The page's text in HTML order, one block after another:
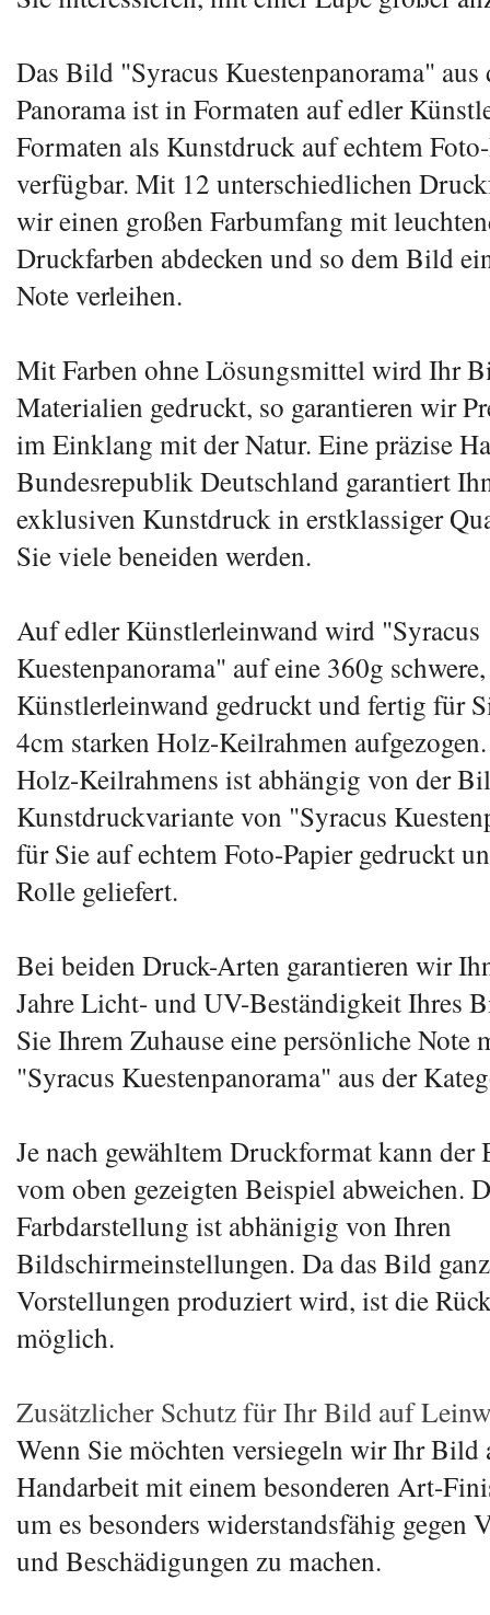
Das Bild "Syracus Kuestenpanorama"
Panorama ist in Formaten auf edler
Formaten als Kunstdruck auf echtem
verfügbar. Mit 12 unterschiedlichen
wir einen großen Farbumfang mit
Druckfarben abdecken und so dem Bild
Note verleihen.
Mit Farben ohne Lösungsmittel wird Ihr
Materialien gedruckt, so garantieren wir
im Einklang mit der Natur. Eine präzise
Bundesrepublik Deutschland garantiert
exklusiven Kunstdruck in erstklassiger
Sie viele beneiden werden.
Auf edler Künstlerleinwand wird "Syracus
Kuestenpanorama" auf eine 360g
Künstlerleinwand gedruckt und fertig für
4cm starken Holz-Keilrahmen
Holz-Keilrahmens ist abhängig von der
Kunstdruckvariante von "Syracus
für Sie auf echtem Foto-Papier gedruckt
Rolle geliefert.
Bei beiden Druck-Arten garantieren wir
Jahre Licht- und UV-Beständigkeit Ihres
Sie Ihrem Zuhause eine persönliche Note
"Syracus Kuestenpanorama" aus der
Je nach gewähltem Druckformat kann
vom oben gezeigten Beispiel abweichen.
Farbdarstellung ist abhänigig von Ihren
Bildschirmeinstellungen. Da das Bild
Vorstellungen produziert wird, ist die
möglich.
Zusätzlicher Schutz für Ihr Bild auf
Wenn Sie möchten versiegeln wir Ihr
Handarbeit mit einem besonderen Art-
um es besonders widerstandsfähig gegen
und Beschädigungen zu machen.